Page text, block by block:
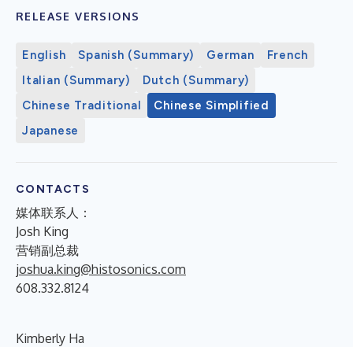
RELEASE VERSIONS
English Spanish (Summary) German
French
Italian (Summary)
Dutch (Summary)
Chinese Traditional
Chinese Simplified
Japanese
CONTACTS
媒体联系人：
Josh King
营销副总裁
joshua.king@histosonics.com
608.332.8124
Kimberly Ha